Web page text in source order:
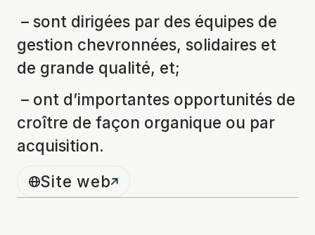
– sont dirigées par des équipes de
gestion chevronnées, solidaires et
de grande qualité, et;
– ont d’importantes opportunités de
croître de façon organique ou par
acquisition.
Site web